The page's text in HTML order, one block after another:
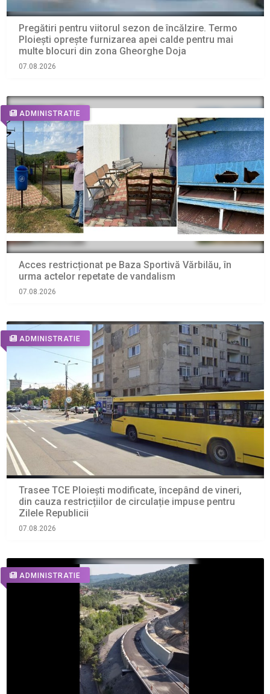
Pregătiri pentru viitorul sezon de încălzire. Termo
Ploiești oprește furnizarea apei calde pentru mai
multe blocuri din zona Gheorghe Doja
07.08.2026
ADMINISTRATIE
Acces restricționat pe Baza Sportivă Vărbilău, în
urma actelor repetate de vandalism
07.08.2026
ADMINISTRATIE
Trasee TCE Ploiești modificate, începând de vineri,
din cauza restricțiilor de circulație impuse pentru
Zilele Republicii
07.08.2026
ADMINISTRATIE